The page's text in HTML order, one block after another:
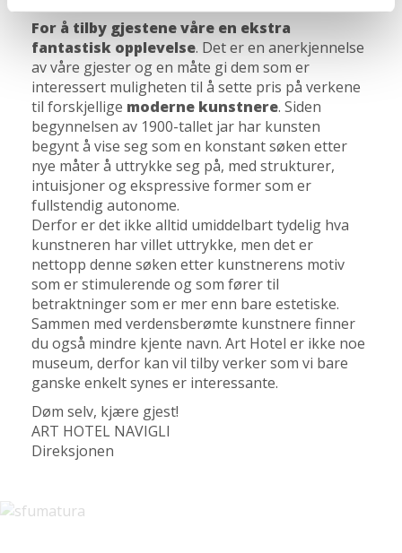
For å tilby gjestene våre en ekstra
fantastisk opplevelse. Det er en anerkjennelse
av våre gjester og en måte gi dem som er
interessert muligheten til å sette pris på verkene
til forskjellige moderne kunstnere. Siden
begynnelsen av 1900-tallet jar har kunsten
begynt å vise seg som en konstant søken etter
nye måter å uttrykke seg på, med strukturer,
intuisjoner og ekspressive former som er
fullstendig autonome.
Derfor er det ikke alltid umiddelbart tydelig hva
kunstneren har villet uttrykke, men det er
nettopp denne søken etter kunstnerens motiv
som er stimulerende og som fører til
betraktninger som er mer enn bare estetiske.
Sammen med verdensberømte kunstnere finner
du også mindre kjente navn. Art Hotel er ikke noe
museum, derfor kan vil tilby verker som vi bare
ganske enkelt synes er interessante.
Døm selv, kjære gjest!
ART HOTEL NAVIGLI
Direksjonen